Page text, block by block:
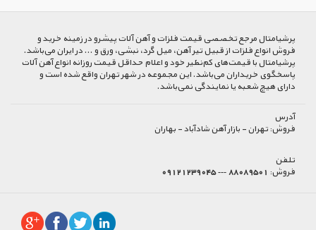
پرشیا‌متال مرجع تخصصی قیمت فلزات و آهن آلات پیشرو در زمینه خرید و
فروش انواع فلزات از قبیل تیر آهن، میل گرد، نبشی، ورق و ... در ایران می‌باشد.
پرشیامتال با قیمت‌های کم‌نظیر خود و اعلام حداقل قیمت روزانه انواع آهن آلات
پاسخگوی خریداران می‌باشد. این مجموعه در شهر تهران واقع شده است و
دارای هیچ شعبه یا نمایندگی نمی‌باشد.
آدرس
فروش:تهران - بازار آهن شادآباد - بهاران
تلفن
فروش: 88089501 --- 09121239045